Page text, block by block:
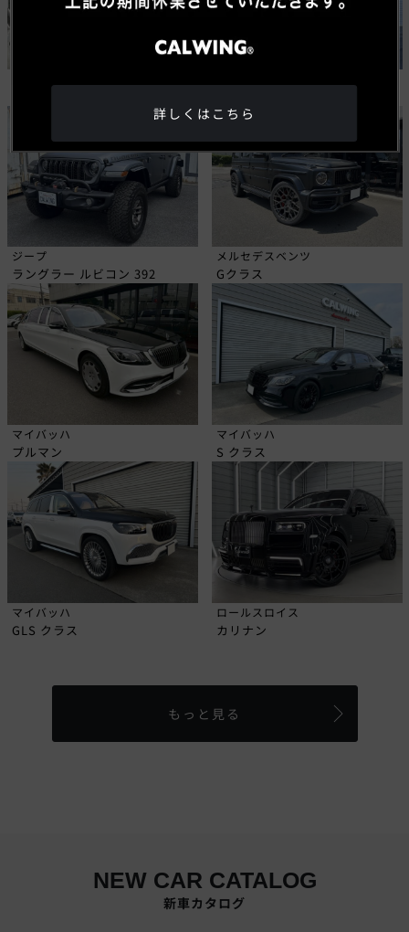
ジープ
ラングラー ルビコン 392
メルセデスベンツ
Gクラス
マイバッハ
プルマン
マイバッハ
S クラス
マイバッハ
GLS クラス
ロールスロイス
カリナン
もっと見る
NEW CAR CATALOG
新車カタログ
詳しくはこちら